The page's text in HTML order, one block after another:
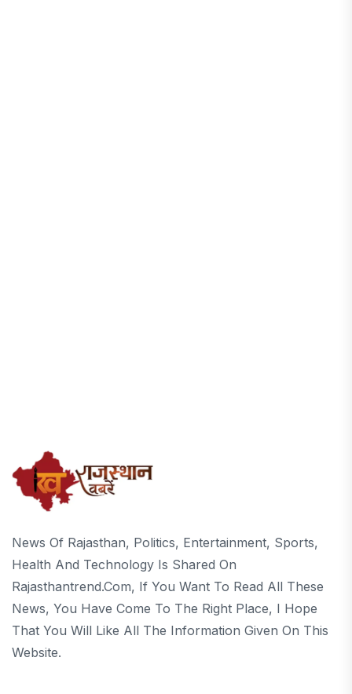
News Of Rajasthan, Politics, Entertainment, Sports,
Health And Technology Is Shared On
Rajasthantrend.com, If You Want To Read All These
News, You Have Come To The Right Place, I Hope
That You Will Like All The Information Given On This
Website.